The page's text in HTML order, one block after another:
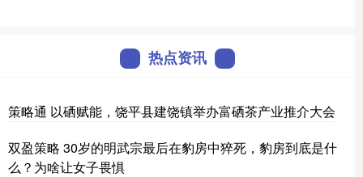
热点资讯
策略通 以硒赋能，饶平县建饶镇举办富硒茶产业推介大会
双盈策略 30岁的明武宗最后在豹房中猝死，豹房到底是什
么？为啥让女子畏惧